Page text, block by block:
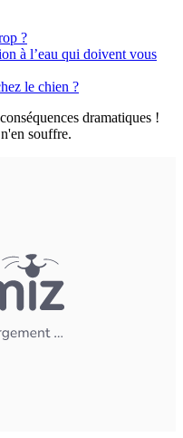
?
à l’eau qui doivent vous
le chien ?
dramatiques !
souffre.